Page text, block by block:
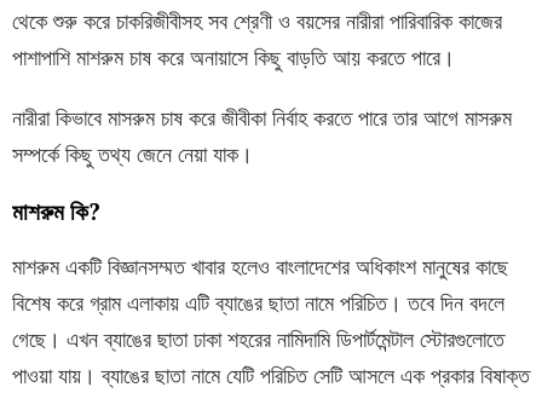
থেকে শুরু করে চাকরিজীবীসহ সব শ্রেণী ও বয়সের নারীরা পারিবারিক কাজের
পাশাপাশি মাশরুম চাষ করে অনায়াসে কিছু বাড়তি আয় করতে পারে।
নারীরা কিভাবে মাসরুম চাষ করে জীবীকা নির্বাহ করতে পারে তার আগে মাসরুম
সম্পর্কে কিছু তথ্য জেনে নেয়া যাক।
মাশরুম কি?
মাশরুম একটি বিজ্ঞানসম্মত খাবার হলেও বাংলাদেশের অধিকাংশ মানুষের কাছে
বিশেষ করে গ্রাম এলাকায় এটি ব্যাঙের ছাতা নামে পরিচিত। তবে দিন বদলে
গেছে। এখন ব্যাঙের ছাতা ঢাকা শহরের নামিদামি ডিপার্টমেন্টাল স্টোরগুলোতে
পাওয়া যায়। ব্যাঙের ছাতা নামে যেটি পরিচিত সেটি আসলে এক প্রকার বিষাক্ত